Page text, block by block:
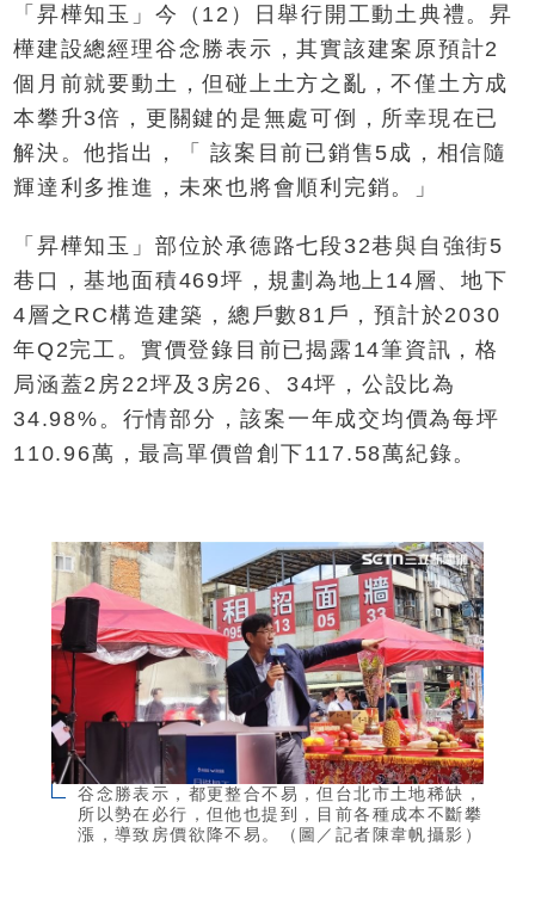
「昇樺知玉」今（12）日舉行開工動土典禮。昇
樺建設總經理谷念勝表示，其實該建案原預計2
個月前就要動土，但碰上土方之亂，不僅土方成
本攀升3倍，更關鍵的是無處可倒，所幸現在已
解決。他指出，「 該案目前已銷售5成，相信隨
輝達利多推進，未來也將會順利完銷。」
「昇樺知玉」部位於承德路七段32巷與自強街5
巷口，基地面積469坪，規劃為地上14層、地下
4層之RC構造建築，總戶數81戶，預計於2030
年Q2完工。實價登錄目前已揭露14筆資訊，格
局涵蓋2房22坪及3房26、34坪，公設比為
34.98%。行情部分，該案一年成交均價為每坪
110.96萬，最高單價曾創下117.58萬紀錄。
谷念勝表示，都更整合不易，但台北市土地稀缺，
所以勢在必行，但他也提到，目前各種成本不斷攀
漲，導致房價欲降不易。（圖／記者陳韋帆攝影）